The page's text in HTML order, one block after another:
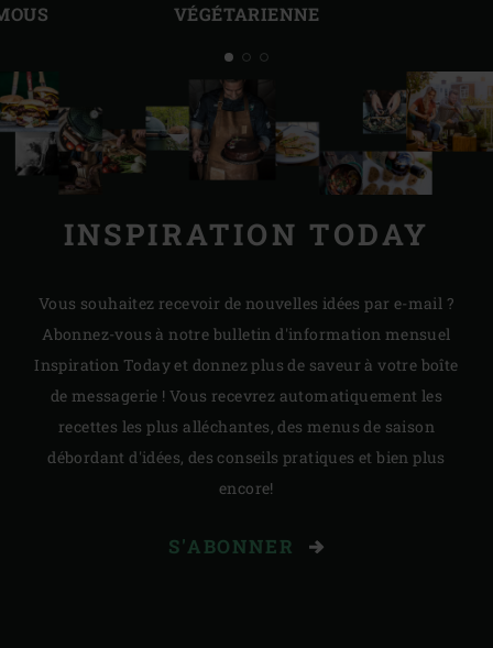
VÉGÉTARIENNE
INSPIRATION TODAY
Vous souhaitez recevoir de nouvelles idées par e-mail ?
Abonnez-vous à notre bulletin d'information mensuel
Inspiration Today et donnez plus de saveur à votre boîte
de messagerie ! Vous recevrez automatiquement les
recettes les plus alléchantes, des menus de saison
débordant d'idées, des conseils pratiques et bien plus
encore!
S'ABONNER